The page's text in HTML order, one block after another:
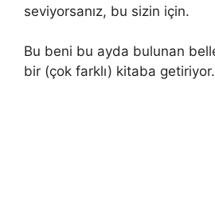
seviyorsanız, bu sizin için.
Bu beni bu ayda bulunan
bir (çok farklı) kitaba getiriyor.